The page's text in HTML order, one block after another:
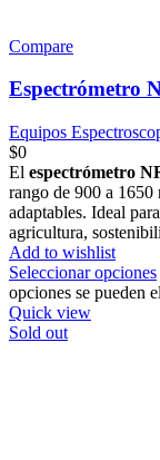
Compare
Espectrómetro
Equipos
$0
El espectrómetro
rango de 900 a 1650
adaptables. Ideal
agricultura,
Add to wishlist
Seleccionar opciones
opciones se pueden
Quick view
Sold out